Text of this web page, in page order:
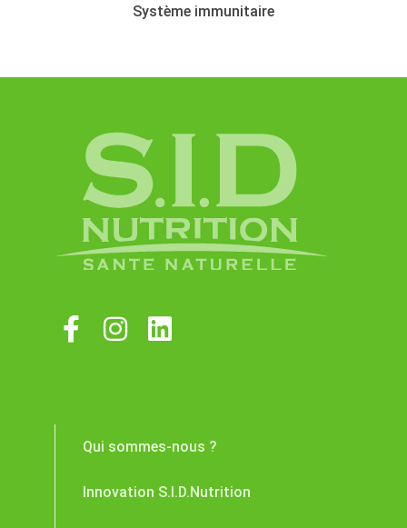
Système immunitaire
Qui sommes-nous ?
Innovation S.I.D.Nutrition